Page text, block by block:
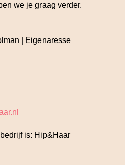
we je graag verder.
| Eigenaresse
is: Hip&Haar